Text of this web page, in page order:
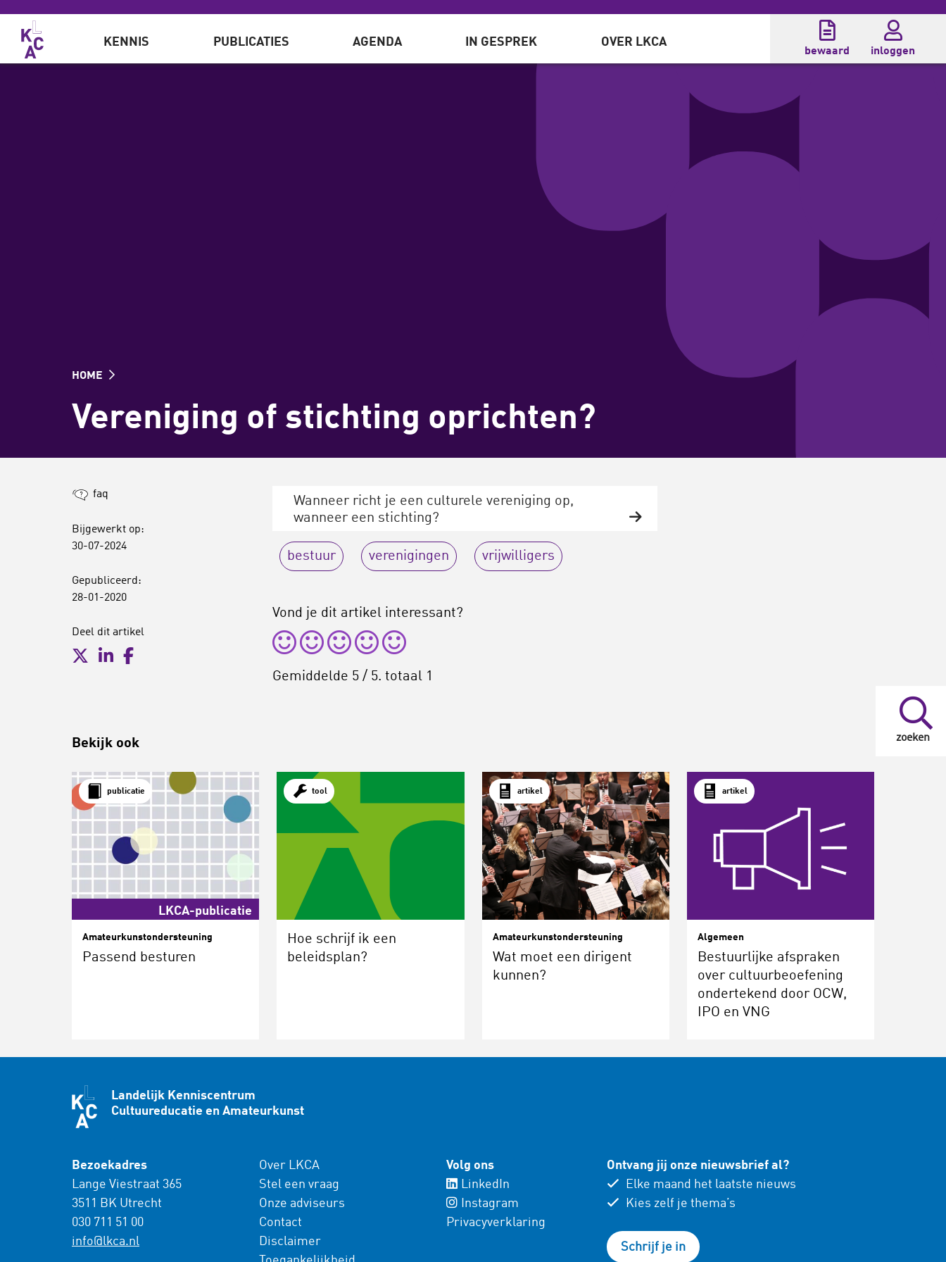
Overslaan en naar de inhoud gaan
zoeken
KENNIS PUBLICATIES AGENDA IN GESPREK OVER LKCA
bewaard inloggen
HOME
Vereniging of stichting oprichten?
faq
Bijgewerkt op:
30-07-2024
Gepubliceerd:
28-01-2020
Deel dit artikel
Wanneer richt je een culturele vereniging op,
wanneer een stichting?
bestuur verenigingen vrijwilligers
Vond je dit artikel interessant?
Gemiddelde 5 / 5. totaal 1
Bekijk ook
publicatie
LKCA-publicatie
Amateurkunstondersteuning
Passend besturen
tool
Hoe schrijf ik een
beleidsplan?
artikel
Amateurkunstondersteuning
Wat moet een dirigent
kunnen?
artikel
Algemeen
Bestuurlijke afspraken
over cultuurbeoefening
ondertekend door OCW,
IPO en VNG
Landelijk Kenniscentrum
Cultuureducatie en Amateurkunst
Bezoekadres
Lange Viestraat 365
3511 BK Utrecht
030 711 51 00
info@lkca.nl
Over LKCA
Stel een vraag
Onze adviseurs
Contact
Disclaimer
Volg ons
LinkedIn
Instagram
Privacyverklaring
Ontvang jij onze nieuwsbrief al?
Elke maand het laatste nieuws
Kies zelf je thema’s
Schrijf je in